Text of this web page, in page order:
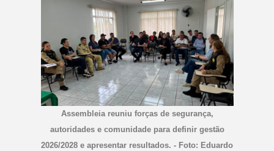
Assembleia reuniu forças de segurança,
autoridades e comunidade para definir gestão
2026/2028 e apresentar resultados. - Foto: Eduardo